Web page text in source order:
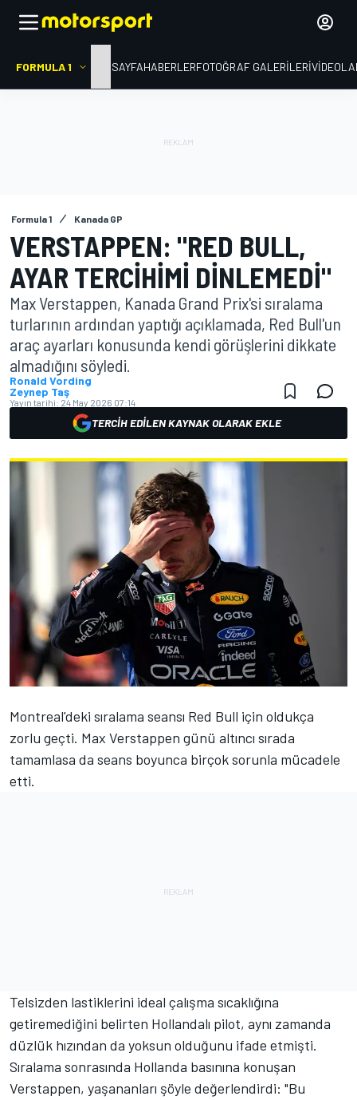
FORMULA 1 ANA SAYFAHABERLERFOTOĞRAF GALERILERI
Formula 1 Kanada GP
VERSTAPPEN: "RED BULL,
AYAR TERCIHIMI DINLEMEDI"
Max Verstappen, Kanada Grand Prix'si sıralama
turlarının ardından yaptığı açıklamada, Red Bull'un
araç ayarları konusunda kendi görüşlerini dikkate
almadığını söyledi.
Ronald Vording
Zeynep Taş
Yayın tarihi: 24 May 2026 07:14
TERCIH EDILEN KAYNAK OLARAK EKLE
Montreal'deki sıralama seansı Red Bull için oldukça
zorlu geçti. Max Verstappen günü altıncı sırada
tamamlasa da seans boyunca birçok sorunla mücadele
etti.
Telsizden lastiklerini ideal çalışma sıcaklığına
getiremediğini belirten Hollandalı pilot, aynı zamanda
düzlük hızından da yoksun olduğunu ifade etmişti.
Sıralama sonrasında Hollanda basınına konuşan
Verstappen, yaşananları şöyle değerlendirdi: "Bu